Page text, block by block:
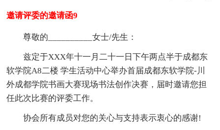
邀请评委的邀请函9
尊敬的__________女士/先生：
兹定于XXX年十一月二十一日下午两点半于成都东
软学院A8二楼 学生活动中心举办首届成都东软学院-川
外成都学院书画大赛现场书法创作决赛，届时邀请您担
任此次比赛的评委工作。
协会所有成员对您的关心与支持表示衷心的感谢!